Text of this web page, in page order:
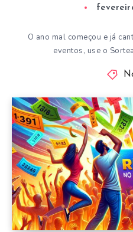
O ano mal começou e já
eventos, use o